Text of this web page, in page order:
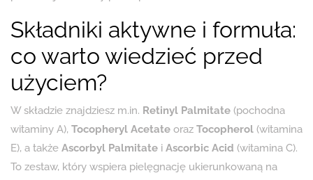
Składniki aktywne i formuła:
co warto wiedzieć przed
użyciem?
W składzie znajdziesz m.in. Retinyl Palmitate (pochodna
witaminy A), Tocopheryl Acetate oraz Tocopherol (witamina
E), a także Ascorbyl Palmitate i Ascorbic Acid (witamina C).
To zestaw, który wspiera pielęgnację ukierunkowaną na